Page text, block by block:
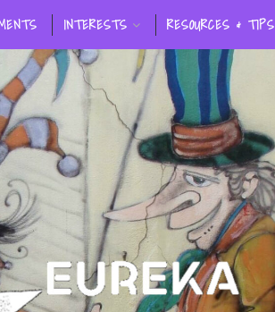
INTERESTS RESOURCES & TIPS